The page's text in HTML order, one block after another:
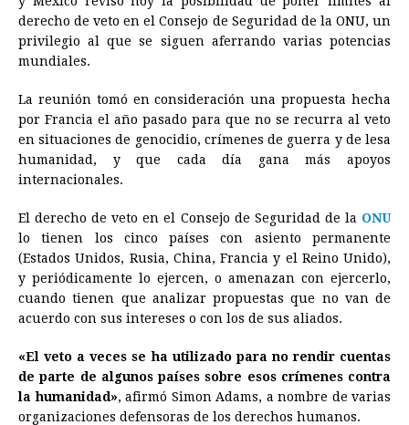
e
b
o
o
k
s
e
g
e
t
p
p
e
a
s
t
e
e
s
t
k
e
I
n
i
l
n
t
y
L
n
k
derecho de veto en el Consejo de Seguridad de la ONU, un
privilegio al que se siguen aferrando varias potencias
mundiales.
La reunión tomó en consideración una propuesta hecha
por Francia el año pasado para que no se recurra al veto
en situaciones de genocidio, crímenes de guerra y de lesa
humanidad, y que cada día gana más apoyos
internacionales.
El derecho de veto en el Consejo de Seguridad de la ONU
lo tienen los cinco países con asiento permanente
(Estados Unidos, Rusia, China, Francia y el Reino Unido),
y periódicamente lo ejercen, o amenazan con ejercerlo,
cuando tienen que analizar propuestas que no van de
acuerdo con sus intereses o con los de sus aliados.
«El veto a veces se ha utilizado para no rendir cuentas
de parte de algunos países sobre esos crímenes contra
la humanidad», afirmó Simon Adams, a nombre de varias
organizaciones defensoras de los derechos humanos.